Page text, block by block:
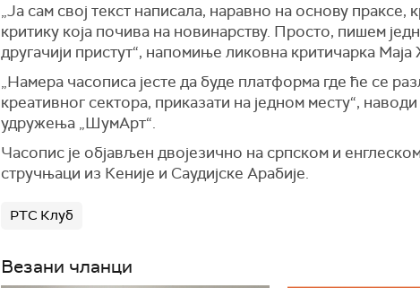
„Ја сам свој текст написала, наравно на основу
критику која почива на новинарству. Просто, пишем
другачији пристут“, напомиње ликовна критичарка
„Намера часописа јесте да буде платформа где ће се
креативног сектора, приказати на једном месту“,
удружења „ШумАрт“.
Часопис је објављен двојезично на српском и
стручњаци из Кеније и Саудијске Арабије.
РТС Клуб
Везани чланци